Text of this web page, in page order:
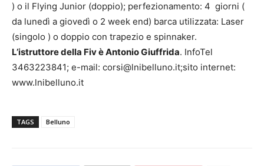
) o il Flying Junior (doppio); perfezionamento: 4 giorni (
da lunedì a giovedì o 2 week end) barca utilizzata: Laser
(singolo ) o doppio con trapezio e spinnaker.
L’istruttore della Fiv è Antonio Giuffrida. InfoTel
3463223841; e-mail: corsi@lnibelluno.it;sito internet:
www.lnibelluno.it
TAGS Belluno